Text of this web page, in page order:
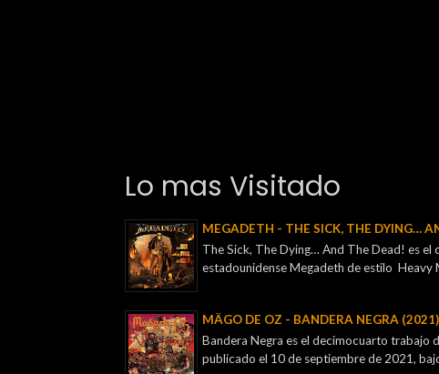
Lo mas Visitado
MEGADETH - THE SICK, THE DYING…
The Sick, The Dying… And The Dead! es el
estadounidense Megadeth de estilo Heavy
MÄGO DE OZ - BANDERA NEGRA (2021)
Bandera Negra es el decimocuarto trabajo
publicado el 10 de septiembre de 2021,